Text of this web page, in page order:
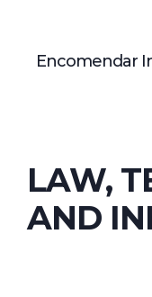
Encomendar
LAW,
AND